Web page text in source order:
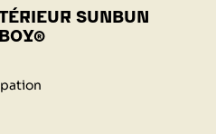
SUNBUN